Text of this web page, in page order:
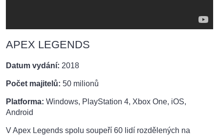
APEX LEGENDS
Datum vydání: 2018
Počet majitelů: 50 milionů
Platforma: Windows, PlayStation 4, Xbox One, iOS,
Android
V Apex Legends spolu soupeří 60 lidí rozdělených na